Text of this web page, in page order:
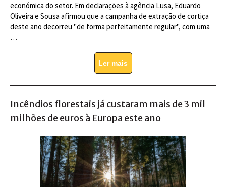
económica do setor. Em declarações à agência Lusa, Eduardo
Oliveira e Sousa afirmou que a campanha de extração de cortiça
deste ano decorreu "de forma perfeitamente regular", com uma
…
Ler mais
Incêndios florestais já custaram mais de 3 mil
milhões de euros à Europa este ano